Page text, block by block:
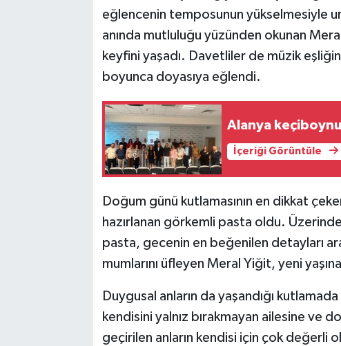
eğlencenin temposunun yükselmesiyle
anında mutluluğu yüzünden okunan
keyfini yaşadı. Davetliler de müzik
boyunca doyasıya eğlendi.
Alanya
İçeriği Görüntüle
Doğum günü kutlamasının en dikkat
hazırlanan görkemli pasta oldu. Üzerinde
pasta, gecenin en beğenilen detayları
mumlarını üfleyen Meral Yiğit, yeni
Duygusal anların da yaşandığı
kendisini yalnız bırakmayan ailesine ve
geçirilen anların kendisi için çok değerli